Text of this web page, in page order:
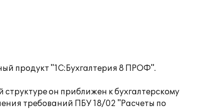
продукт "1С:Бухгалтерия 8 ПРОФ".
структуре он приближен к бухгалтерскому
требований ПБУ 18/02 "Расчеты по